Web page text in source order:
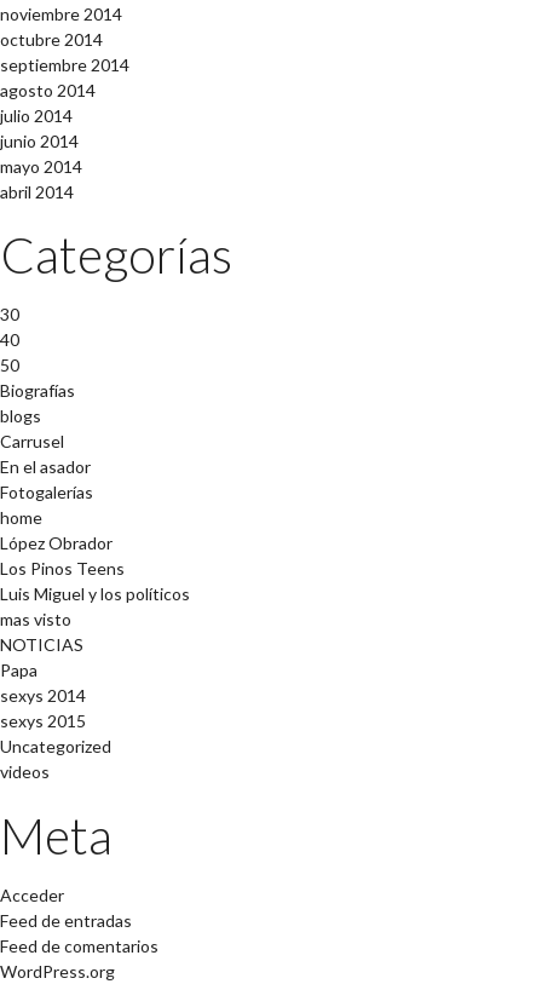
noviembre 2014
octubre 2014
septiembre 2014
agosto 2014
julio 2014
junio 2014
mayo 2014
abril 2014
Categorías
30
40
50
Biografías
blogs
Carrusel
En el asador
Fotogalerías
home
López Obrador
Los Pinos Teens
Luis Miguel y los políticos
mas visto
NOTICIAS
Papa
sexys 2014
sexys 2015
Uncategorized
videos
Meta
Acceder
Feed de entradas
Feed de comentarios
WordPress.org